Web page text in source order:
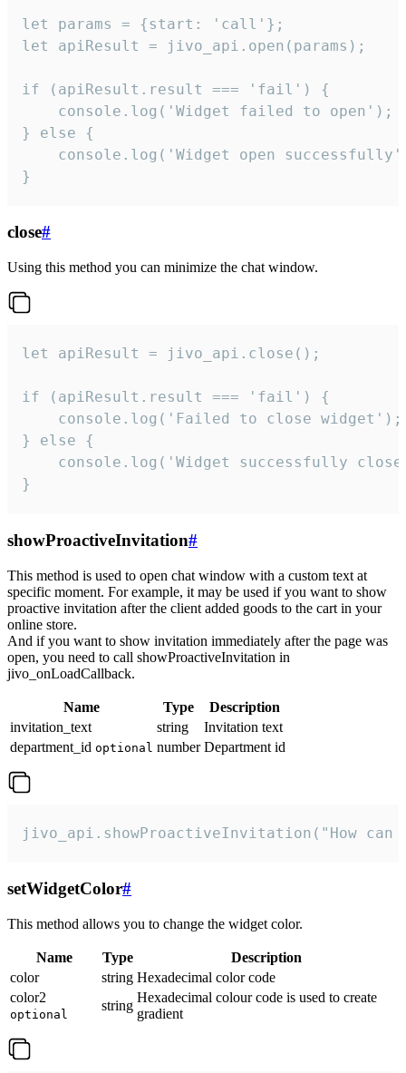
let params = {start: 'call'};
let apiResult = jivo_api.open(params);
if (apiResult.result === 'fail') {
    console.log('Widget failed to open');
} else {
console.log('Widget open
}
close#
Using this method you can minimize the chat window.
let apiResult = jivo_api.close();
if (apiResult.result === 'fail') {
    console.log('Failed to close widget');
} else {
console.log('Widget successfully
}
showProactiveInvitation#
This method is used to open chat window with a custom text at
specific moment. For example, it may be used if you want to show
proactive invitation after the client added goods to the cart in your
online store.
And if you want to show invitation immediately after the page was
open, you need to call showProactiveInvitation in
jivo_onLoadCallback.
Name Type
Description
invitation_text
string
Invitation text
department_id optional number Department id
jivo_api.showProactiveInvitation("How
setWidgetColor#
This method allows you to change the widget color.
Name Type
Description
color
string Hexadecimal color code
color2
optional
string
Hexadecimal colour code is used to create
gradient